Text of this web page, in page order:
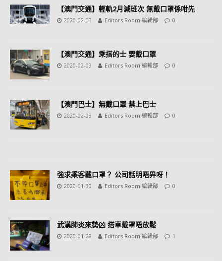
【澳門交通】輕軌2月減班次 無戴口罩係咁先
2020-02-03 Editors Room 編輯部 0
【澳門交通】乘搭的士 要戴口罩
2020-02-03 Editors Room 編輯部 0
【澳門巴士】無戴口罩 禁上巴士
2020-02-03 Editors Room 編輯部 0
強求乘客戴口罩？ 公司話明唔畀呀！
2020-01-30 Editors Room 編輯部 0
武漢肺炎來勢凶 搭車戴罩唔放鬆
2020-01-28 Editors Room 編輯部 1